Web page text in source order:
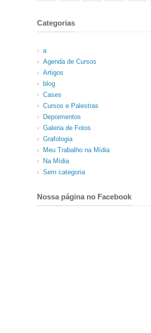
Categorias
a
Agenda de Cursos
Artigos
blog
Cases
Cursos e Palestras
Depoimentos
Galeria de Fotos
Grafologia
Meu Trabalho na Mídia
Na Mídia
Sem categoria
Nossa página no Facebook